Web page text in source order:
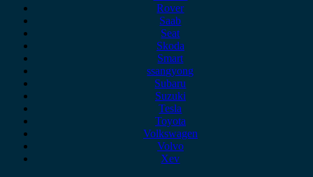
Rover
Saab
Seat
Skoda
Smart
ssangyong
Subaru
Suzuki
Tesla
Toyota
Volkswagen
Volvo
Xev